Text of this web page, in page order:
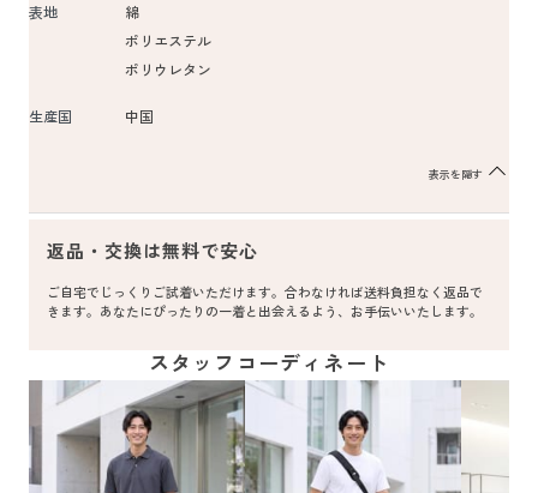
表地
綿
ポリエステル
ポリウレタン
生産国 中国
表示を隠す
返品・交換は無料で安心
ご自宅でじっくりご試着いただけます。合わなければ送料負担なく返品で
きます。あなたにぴったりの一着と出会えるよう、お手伝いいたします。
スタッフコーディネート